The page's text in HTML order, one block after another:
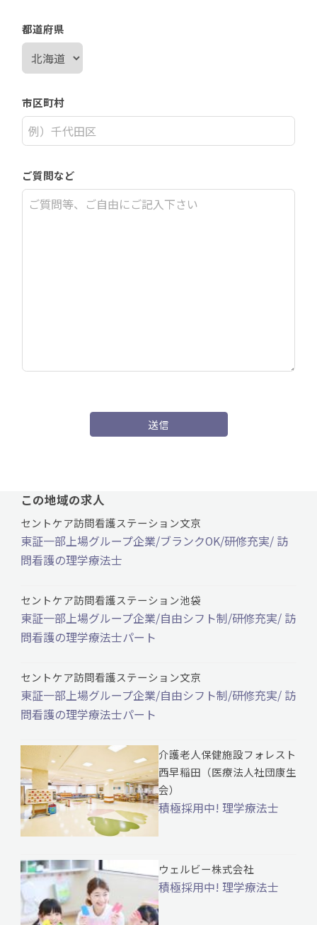
都道府県
市区町村
ご質問など
送信
この地域の求人
セントケア訪問看護ステーション文京
東証一部上場グループ企業/ブランクOK/研修充実/ 訪
問看護の理学療法士
セントケア訪問看護ステーション池袋
東証一部上場グループ企業/自由シフト制/研修充実/ 訪
問看護の理学療法士パート
セントケア訪問看護ステーション文京
東証一部上場グループ企業/自由シフト制/研修充実/ 訪
問看護の理学療法士パート
介護老人保健施設フォレスト
西早稲田（医療法人社団康生
会）
積極採用中! 理学療法士
ウェルビー株式会社
積極採用中! 理学療法士